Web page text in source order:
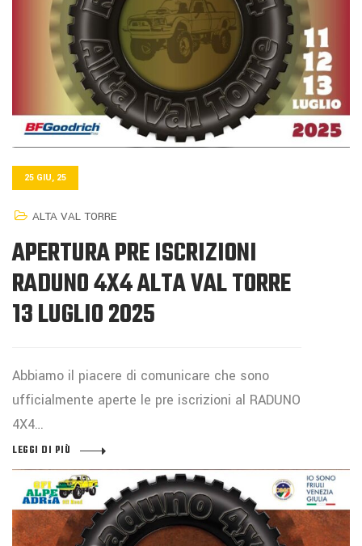
25 GIU, 25
ALTA VAL TORRE
APERTURA PRE ISCRIZIONI
RADUNO 4X4 ALTA VAL TORRE
13 LUGLIO 2025
Abbiamo il piacere di comunicare che sono
ufficialmente aperte le pre iscrizioni al RADUNO
4X4…
LEGGI DI PIÙ